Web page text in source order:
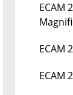
ECAM
ECAM
ECAM